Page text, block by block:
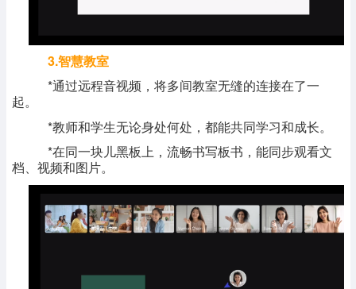
3.智慧教室
*通过远程音视频，将多间教室无缝的连接在了一
起。
*教师和学生无论身处何处，都能共同学习和成长。
*在同一块儿黑板上，流畅书写板书，能同步观看文
档、视频和图片。